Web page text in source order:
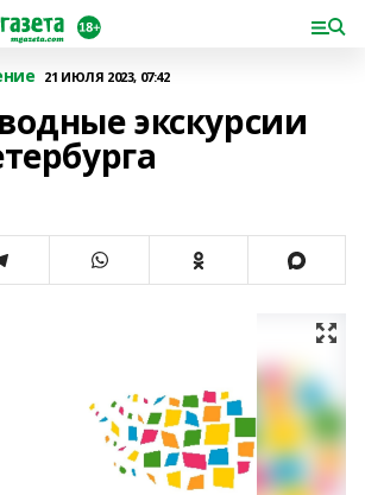
21 ИЮЛЯ 2023, 07:42
экскурсии